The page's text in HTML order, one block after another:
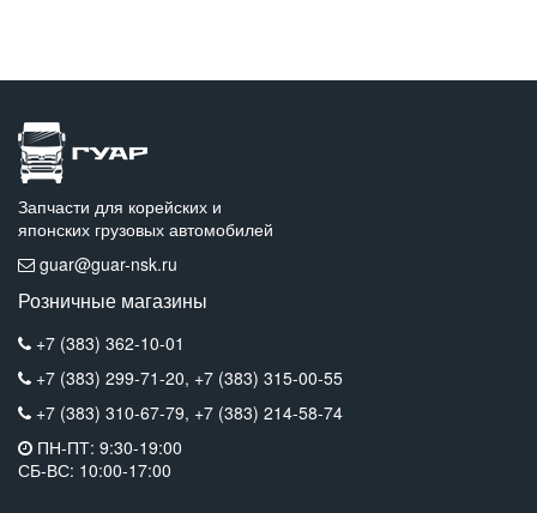
Запчасти для корейских и
японских грузовых автомобилей
guar@guar-nsk.ru
Розничные магазины
+7 (383) 362-10-01
+7 (383) 299-71-20, +7 (383) 315-00-55
+7 (383) 310-67-79, +7 (383) 214-58-74
ПН-ПТ: 9:30-19:00
СБ-ВС: 10:00-17:00